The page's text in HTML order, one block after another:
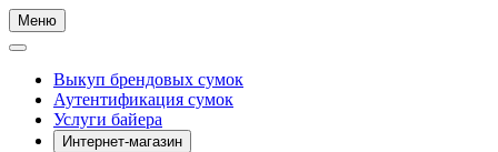
Меню
Выкуп брендовых сумок
Аутентификация сумок
Услуги байера
Интернет-магазин